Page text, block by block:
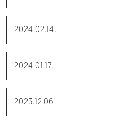
2024.02.14.
2024.01.17.
2023.12.06.